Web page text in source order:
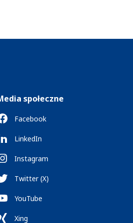
społeczne
Facebook
LinkedIn
Instagram
Twitter (X)
YouTube
Xing